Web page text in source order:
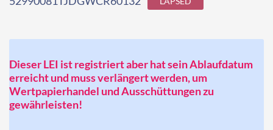
Dieser LEI ist registriert aber hat sein Ablaufdatum
erreicht und muss verlängert werden, um
Wertpapierhandel und Ausschüttungen zu
gewährleisten!